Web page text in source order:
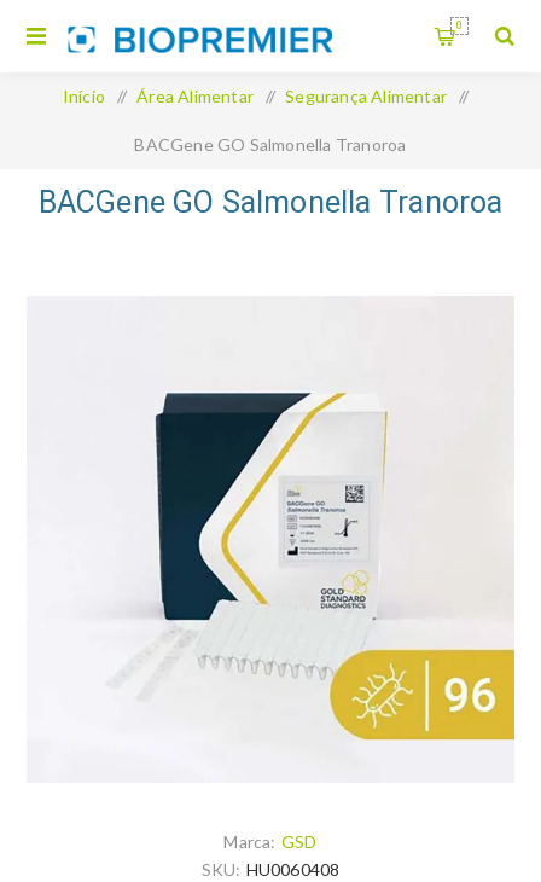
0
Início / Área Alimentar / Segurança Alimentar /
BACGene GO Salmonella Tranoroa
BACGene GO Salmonella Tranoroa
Marca: GSD
SKU: HU0060408